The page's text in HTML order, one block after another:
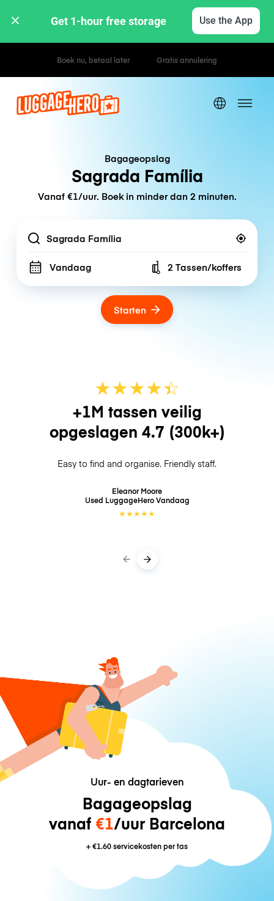
Get 1-hour free storage Use the App
Uur- / dagtarieven
Bagageopslag
Sagrada Família
Vanaf €1/uur. Boek in minder dan 2 minuten.
Location
Vandaag Number of bags
2 Tassen/koffers
Starten
★★★★☆
★
+1M tassen veilig
opgeslagen 4.7 (300k+)
Easy to find and organise. Friendly staff.
Eleanor Moore
Used LuggageHeroVandaag
★★★★★
Uur- en dagtarieven
Bagageopslag
vanaf €1/uur Barcelona
+€1.60servicekosten per tas